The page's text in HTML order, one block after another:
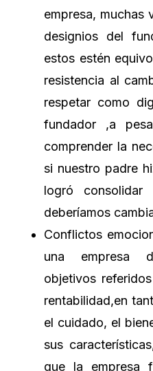
empresa, muchas
designios del
estos estén
resistencia al
respetar como
fundador ,a
comprender la
si nuestro padre
logró consolidar
deberíamos
Conflictos
una empresa
objetivos
rentabilidad,en
el cuidado, el
sus
que la empresa